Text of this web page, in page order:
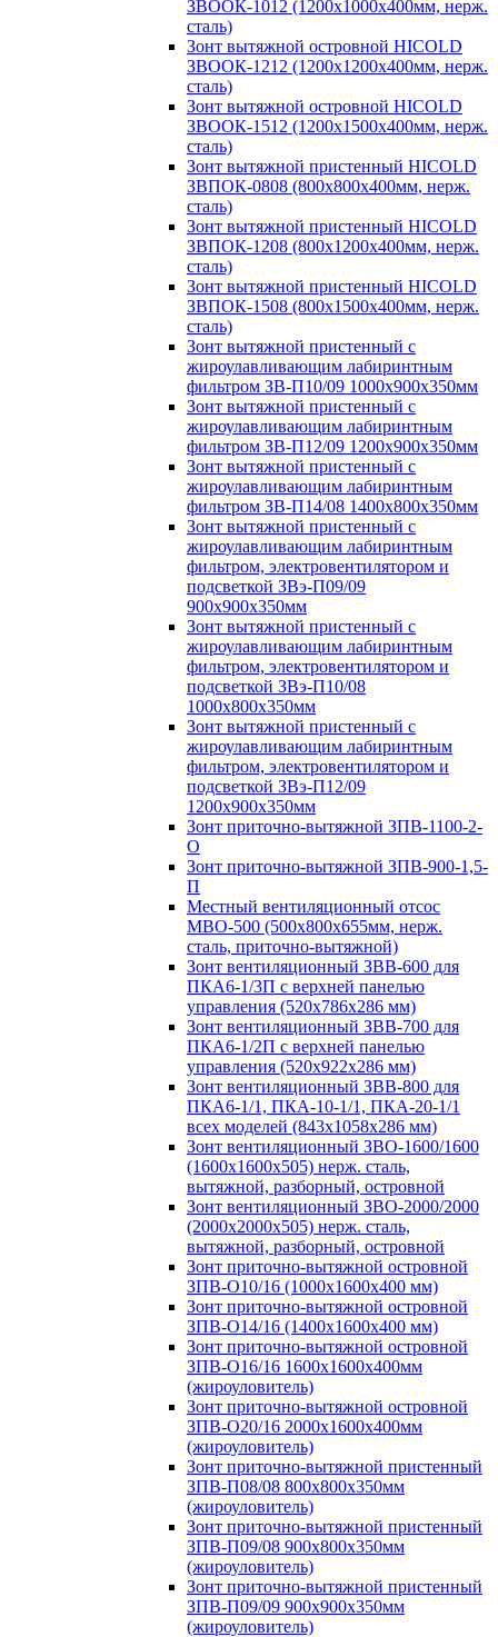
ЗВООК-1012 (1200х1000х400мм, нерж.
сталь)
Зонт вытяжной островной HICOLD
ЗВООК-1212 (1200x1200x400мм, нерж.
сталь)
Зонт вытяжной островной HICOLD
ЗВООК-1512 (1200х1500х400мм, нерж.
сталь)
Зонт вытяжной пристенный HICOLD
ЗВПОК-0808 (800х800х400мм, нерж.
сталь)
Зонт вытяжной пристенный HICOLD
ЗВПОК-1208 (800х1200х400мм, нерж.
сталь)
Зонт вытяжной пристенный HICOLD
ЗВПОК-1508 (800х1500х400мм, нерж.
сталь)
Зонт вытяжной пристенный с
жироулавливающим лабиринтным
фильтром ЗВ-П10/09 1000х900х350мм
Зонт вытяжной пристенный с
жироулавливающим лабиринтным
фильтром ЗВ-П12/09 1200х900х350мм
Зонт вытяжной пристенный с
жироулавливающим лабиринтным
фильтром ЗВ-П14/08 1400х800х350мм
Зонт вытяжной пристенный с
жироулавливающим лабиринтным
фильтром, электровентилятором и
подсветкой ЗВэ-П09/09
900х900х350мм
Зонт вытяжной пристенный с
жироулавливающим лабиринтным
фильтром, электровентилятором и
подсветкой ЗВэ-П10/08
1000х800х350мм
Зонт вытяжной пристенный с
жироулавливающим лабиринтным
фильтром, электровентилятором и
подсветкой ЗВэ-П12/09
1200х900х350мм
Зонт приточно-вытяжной ЗПВ-1100-2-
О
Зонт приточно-вытяжной ЗПВ-900-1,5-
П
Местный вентиляционный отсос
МВО-500 (500х800х655мм, нерж.
сталь, приточно-вытяжной)
Зонт вентиляционный ЗВВ-600 для
ПКА6-1/3П с верхней панелью
управления (520х786х286 мм)
Зонт вентиляционный ЗВВ-700 для
ПКА6-1/2П с верхней панелью
управления (520х922х286 мм)
Зонт вентиляционный ЗВВ-800 для
ПКА6-1/1, ПКА-10-1/1, ПКА-20-1/1
всех моделей (843х1058х286 мм)
Зонт вентиляционный ЗВО-1600/1600
(1600х1600х505) нерж. сталь,
вытяжной, разборный, островной
Зонт вентиляционный ЗВО-2000/2000
(2000х2000х505) нерж. сталь,
вытяжной, разборный, островной
Зонт приточно-вытяжной островной
ЗПВ-О10/16 (1000х1600х400 мм)
Зонт приточно-вытяжной островной
ЗПВ-О14/16 (1400х1600х400 мм)
Зонт приточно-вытяжной островной
ЗПВ-О16/16 1600х1600х400мм
(жироуловитель)
Зонт приточно-вытяжной островной
ЗПВ-О20/16 2000х1600х400мм
(жироуловитель)
Зонт приточно-вытяжной пристенный
ЗПВ-П08/08 800х800х350мм
(жироуловитель)
Зонт приточно-вытяжной пристенный
ЗПВ-П09/08 900х800х350мм
(жироуловитель)
Зонт приточно-вытяжной пристенный
ЗПВ-П09/09 900х900х350мм
(жироуловитель)